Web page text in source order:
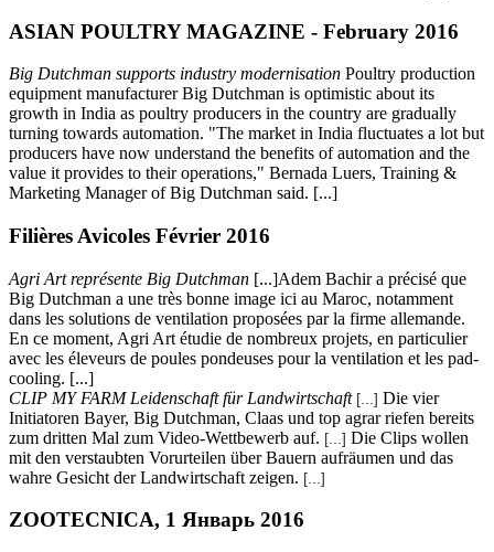
ASIAN POULTRY MAGAZINE - February 2016
Big Dutchman supports industry modernisation Poultry production
equipment manufacturer Big Dutchman is optimistic about its
growth in India as poultry producers in the country are gradually
turning towards automation. "The market in India fluctuates a lot but
producers have now understand the benefits of automation and the
value it provides to their operations," Bernada Luers, Training &
Marketing Manager of Big Dutchman said. [...]
Filières Avicoles Février 2016
Agri Art représente Big Dutchman [...]Adem Bachir a précisé que
Big Dutchman a une très bonne image ici au Maroc, notamment
dans les solutions de ventilation proposées par la firme allemande.
En ce moment, Agri Art étudie de nombreux projets, en particulier
avec les éleveurs de poules pondeuses pour la ventilation et les pad-
cooling. [...]
CLIP MY FARM Leidenschaft für Landwirtschaft [...] Die vier
Initiatoren Bayer, Big Dutchman, Claas und top agrar riefen bereits
zum dritten Mal zum Video-Wettbewerb auf. [...] Die Clips wollen
mit den verstaubten Vorurteilen über Bauern aufräumen und das
wahre Gesicht der Landwirtschaft zeigen. [...]
ZOOTECNICA, 1 Январь 2016